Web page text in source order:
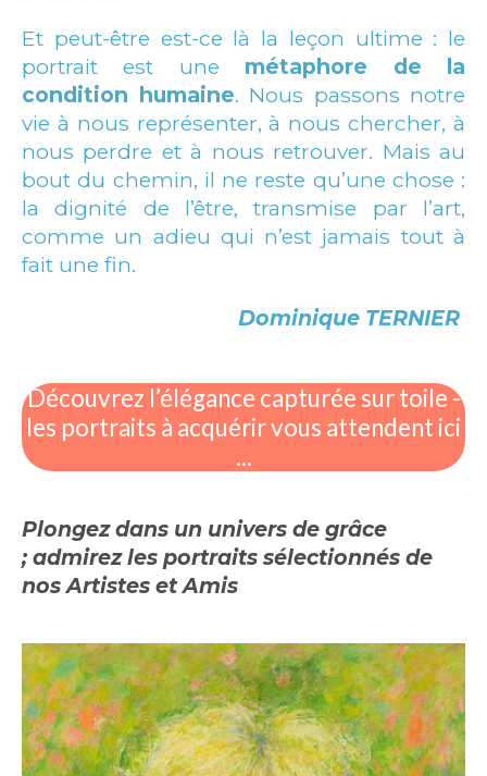
Et peut-être est-ce là la leçon ultime : le
portrait est une métaphore de la
condition humaine. Nous passons notre
vie à nous représenter, à nous chercher, à
nous perdre et à nous retrouver. Mais au
bout du chemin, il ne reste qu’une chose :
la dignité de l’être, transmise par l’art,
comme un adieu qui n’est jamais tout à
fait une fin.
Dominique TERNIER
Découvrez l’élégance capturée sur toile -
les portraits à acquérir vous attendent ici
...
Plongez dans un univers de grâce
; admirez les portraits sélectionnés de
nos Artistes et Amis